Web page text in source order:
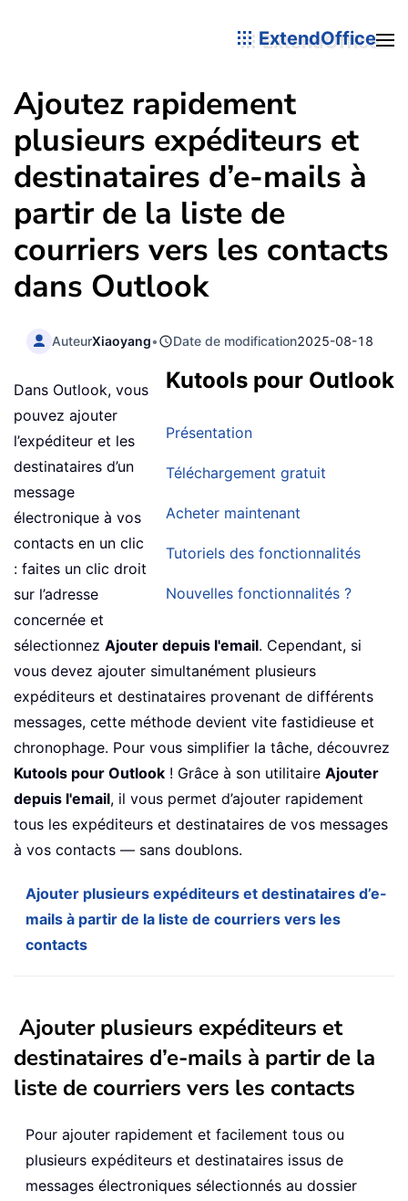
ExtendOffice
Ajoutez rapidement
plusieurs expéditeurs et
destinataires d’e-mails à
partir de la liste de
courriers vers les contacts
dans Outlook
AuteurXiaoyang• Date de modification2025-08-18
Kutools pour Outlook
Présentation
Téléchargement gratuit
Acheter maintenant
Tutoriels des fonctionnalités
Nouvelles fonctionnalités ?
Dans Outlook, vous
pouvez ajouter
l’expéditeur et les
destinataires d’un
message
électronique à vos
contacts en un clic
: faites un clic droit
sur l’adresse
concernée et
sélectionnez Ajouter depuis l'email. Cependant, si
vous devez ajouter simultanément plusieurs
expéditeurs et destinataires provenant de différents
messages, cette méthode devient vite fastidieuse et
chronophage. Pour vous simplifier la tâche, découvrez
Kutools pour Outlook ! Grâce à son utilitaire Ajouter
depuis l'email, il vous permet d’ajouter rapidement
tous les expéditeurs et destinataires de vos messages
à vos contacts — sans doublons.
Ajouter plusieurs expéditeurs et destinataires d’e-
mails à partir de la liste de courriers vers les
contacts
Ajouter plusieurs expéditeurs et
destinataires d’e-mails à partir de la
liste de courriers vers les contacts
Pour ajouter rapidement et facilement tous ou
plusieurs expéditeurs et destinataires issus de
messages électroniques sélectionnés au dossier